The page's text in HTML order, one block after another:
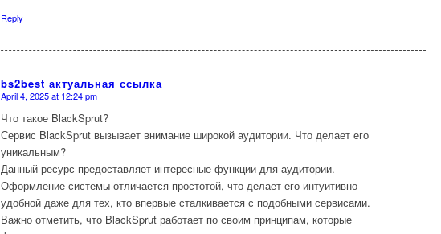
Reply
bs2best актуальная ссылка
says:
April 4, 2025 at 12:24 pm
Что такое BlackSprut?
Сервис BlackSprut вызывает внимание широкой аудитории. Что делает его
уникальным?
Данный ресурс предоставляет интересные функции для аудитории.
Оформление системы отличается простотой, что делает его интуитивно
удобной даже для тех, кто впервые сталкивается с подобными сервисами.
Важно отметить, что BlackSprut работает по своим принципам, которые